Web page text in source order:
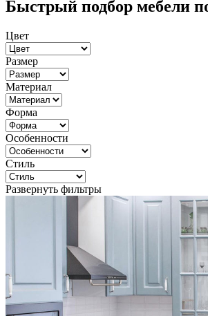
Быстрый подбор мебели
Цвет
Размер
Материал
Форма
Особенности
Стиль
Развернуть фильтры